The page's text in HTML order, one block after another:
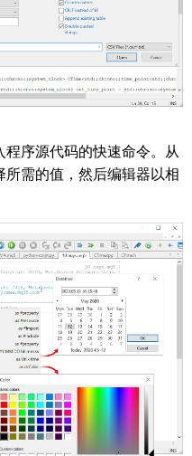
序源代码的快速命令。从
需的值，然后编辑器以相